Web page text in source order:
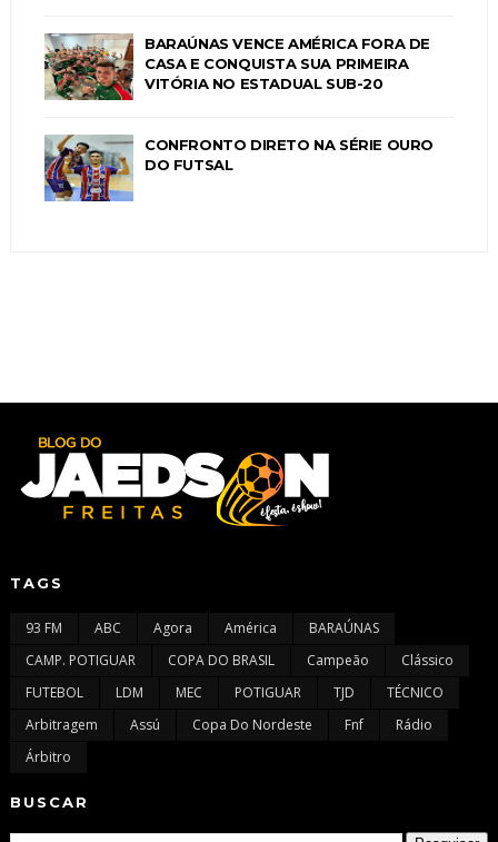
BARAÚNAS VENCE AMÉRICA FORA DE
CASA E CONQUISTA SUA PRIMEIRA
VITÓRIA NO ESTADUAL SUB-20
CONFRONTO DIRETO NA SÉRIE OURO
DO FUTSAL
TAGS
93 FM ABC Agora América
BARAÚNAS
CAMP. POTIGUAR
COPA DO BRASIL Campeão
Clássico
FUTEBOL
LDM MEC POTIGUAR TJD
TÉCNICO
Arbitragem
Assú Copa Do Nordeste Fnf
Rádio
Árbitro
BUSCAR